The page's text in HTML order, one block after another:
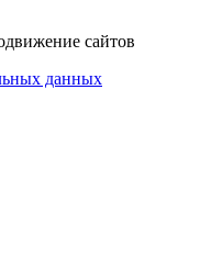
сайтов
данных